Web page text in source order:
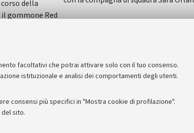
facoltativi che potrai attivare solo con il tuo consenso.
istituzionale e analisi dei comportamenti degli utenti.
consensi più specifici in "Mostra cookie di profilazione".
sito.
della
gommone Red